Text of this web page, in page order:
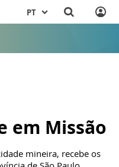
PT
em Missão
mineira, recebe os